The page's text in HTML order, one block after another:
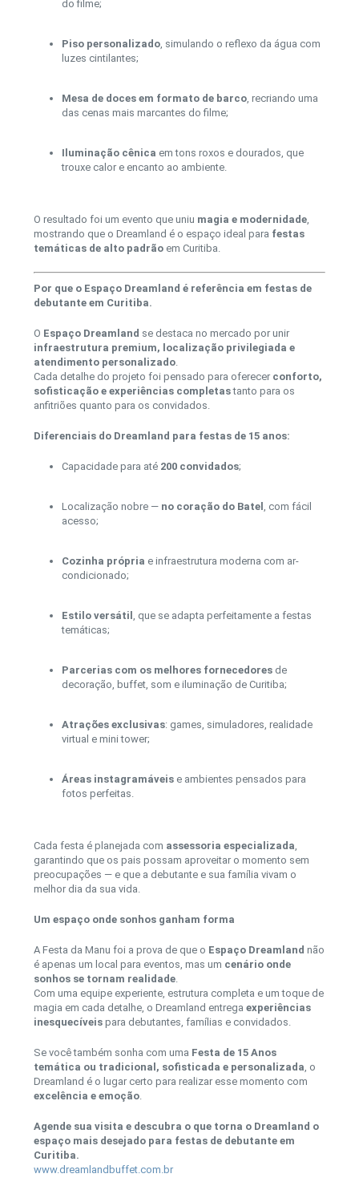
do filme;
Piso personalizado, simulando o reflexo da água com
luzes cintilantes;
Mesa de doces em formato de barco, recriando uma
das cenas mais marcantes do filme;
Iluminação cênica em tons roxos e dourados, que
trouxe calor e encanto ao ambiente.
O resultado foi um evento que uniu magia e modernidade,
mostrando que o Dreamland é o espaço ideal para festas
temáticas de alto padrãoem Curitiba.
Por que o Espaço Dreamland é referência em festas de
debutante em Curitiba.
O Espaço Dreamland se destaca no mercado por unir
infraestrutura premium, localização privilegiada e
atendimento personalizado.
Cada detalhe do projeto foi pensado para oferecer conforto,
sofisticação e experiências completastanto para os
anfitriões quanto para os convidados.
Diferenciais do Dreamland para festas de 15 anos:
Capacidade para até 200 convidados;
Localização nobre — no coração do Batel
, com fácil
acesso;
Cozinha própria e infraestrutura moderna com ar-
condicionado;
Estilo versátil
, que se adapta perfeitamente a festas
temáticas;
Parcerias com os melhores fornecedoresde
decoração, buffet, som e iluminação de Curitiba;
Atrações exclusivas: games, simuladores, realidade
virtual e mini tower;
Áreas instagramáveise ambientes pensados para
fotos perfeitas.
Cada festa é planejada com assessoria especializada
garantindo que os pais possam aproveitar o momento sem
preocupações — e que a debutante e sua família vivam o
melhor dia da sua vida.
Um espaço onde sonhos ganham forma
A Festa da Manu foi a prova de que o Espaço Dreamland não
é apenas um local para eventos, mas um cenário onde
sonhos se tornam realidade.
Com uma equipe experiente, estrutura completa e um toque de
magia em cada detalhe, o Dreamland entrega experiências
inesquecíveispara debutantes, famílias e convidados.
Se você também sonha com uma Festa de 15 Anos
temática ou tradicional, sofisticada e personalizada , o
Dreamland é o lugar certo para realizar esse momento com
excelência e emoção.
Agende sua visita e descubra o que torna o Dreamland o
espaço mais desejado para festas de debutante em
Curitiba.
www.dreamlandbuffet.com.br